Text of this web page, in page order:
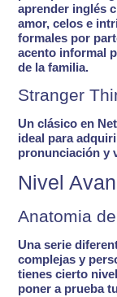
aprender inglés
amor, celos e
formales por
acento informal
de la familia.
Stranger
Un clásico en
ideal para
pronunciación y
Nivel
Anatomia
Una serie
complejas y
tienes cierto
poner a prueba